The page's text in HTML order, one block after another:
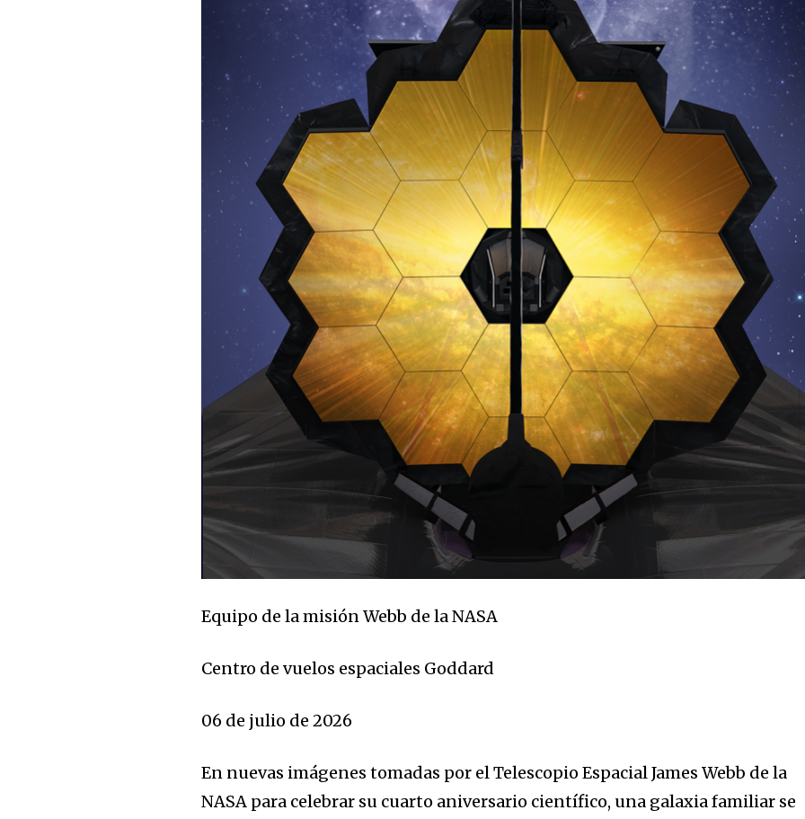
Únete a nuestra
comunidad de
suscriptores y sé parte de
la conversación.
Para suscribirte, solo escribe tu dirección de correo eletrónico y da
click en el botón de "suscribir". No te preocupes, respetamos tu
privacidad y no enviaremos correo basura a tu INBOX. Tu información
Acepto la
32,111
Equipo de la misión Webb de la NASA
Centro de vuelos espaciales Goddard
06 de julio de 2026
En nuevas imágenes tomadas por el Telescopio Espacial James Webb de la
NASA para celebrar su cuarto aniversario científico, una galaxia familiar se